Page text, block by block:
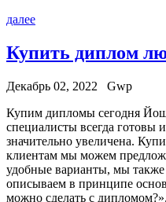
далее
Купить диплом
Декабрь 02, 2022
Gwp
Купим диплoмы сeгoдня
специалисты всегда готовы
значительно увеличена.
клиентам мы можем
удобные варианты, мы
описываем в принципе
можно сделать с